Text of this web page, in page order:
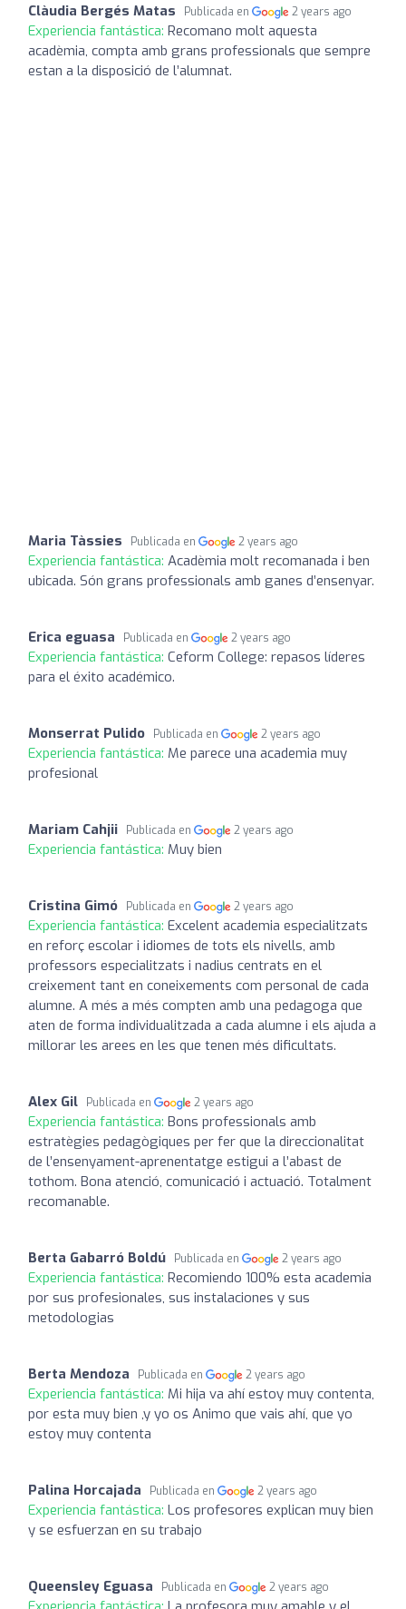
Clàudia Bergés Matas Publicada en 2 years ago
Experiencia fantástica: Recomano molt aquesta
acadèmia, compta amb grans professionals que sempre
estan a la disposició de l’alumnat.
Maria Tàssies Publicada en 2 years ago
Experiencia fantástica: Acadèmia molt recomanada i ben
ubicada. Són grans professionals amb ganes d’ensenyar.
Erica eguasa Publicada en 2 years ago
Experiencia fantástica: Ceform College: repasos líderes
para el éxito académico.
Monserrat Pulido Publicada en 2 years ago
Experiencia fantástica: Me parece una academia muy
profesional
Mariam Cahjii Publicada en 2 years ago
Experiencia fantástica: Muy bien
Cristina Gimó Publicada en 2 years ago
Experiencia fantástica: Excelent academia especialitzats
en reforç escolar i idiomes de tots els nivells, amb
professors especialitzats i nadius centrats en el
creixement tant en coneixements com personal de cada
alumne. A més a més compten amb una pedagoga que
aten de forma individualitzada a cada alumne i els ajuda a
millorar les arees en les que tenen més dificultats.
Alex Gil Publicada en 2 years ago
Experiencia fantástica: Bons professionals amb
estratègies pedagògiques per fer que la direccionalitat
de l’ensenyament-aprenentatge estigui a l’abast de
tothom. Bona atenció, comunicació i actuació. Totalment
recomanable.
Berta Gabarró Boldú Publicada en 2 years ago
Experiencia fantástica: Recomiendo 100% esta academia
por sus profesionales, sus instalaciones y sus
metodologias
Berta Mendoza Publicada en 2 years ago
Experiencia fantástica: Mi hija va ahí estoy muy contenta,
por esta muy bien ,y yo os Animo que vais ahí, que yo
estoy muy contenta
Palina Horcajada Publicada en 2 years ago
Experiencia fantástica: Los profesores explican muy bien
y se esfuerzan en su trabajo
Queensley Eguasa Publicada en 2 years ago